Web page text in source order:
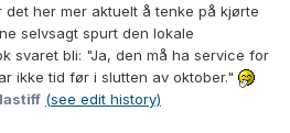
her mer aktuelt å tenke på kjørte
selvsagt spurt den lokale
svaret bli: "Ja, den må ha service for
ikke tid før i slutten av oktober."
(see edit history)